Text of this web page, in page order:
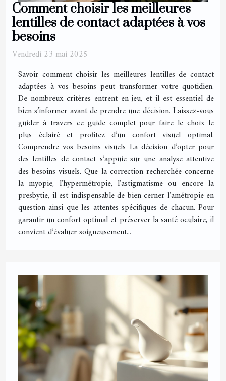
Comment choisir les meilleures
lentilles de contact adaptées à vos
besoins
Vendredi 23 mai 2025
Savoir comment choisir les meilleures lentilles de contact
adaptées à vos besoins peut transformer votre quotidien.
De nombreux critères entrent en jeu, et il est essentiel de
bien s’informer avant de prendre une décision. Laissez-vous
guider à travers ce guide complet pour faire le choix le
plus éclairé et profitez d’un confort visuel optimal.
Comprendre vos besoins visuels La décision d’opter pour
des lentilles de contact s’appuie sur une analyse attentive
des besoins visuels. Que la correction recherchée concerne
la myopie, l’hypermétropie, l’astigmatisme ou encore la
presbytie, il est indispensable de bien cerner l’amétropie en
question ainsi que les attentes spécifiques de chacun. Pour
garantir un confort optimal et préserver la santé oculaire, il
convient d’évaluer soigneusement...